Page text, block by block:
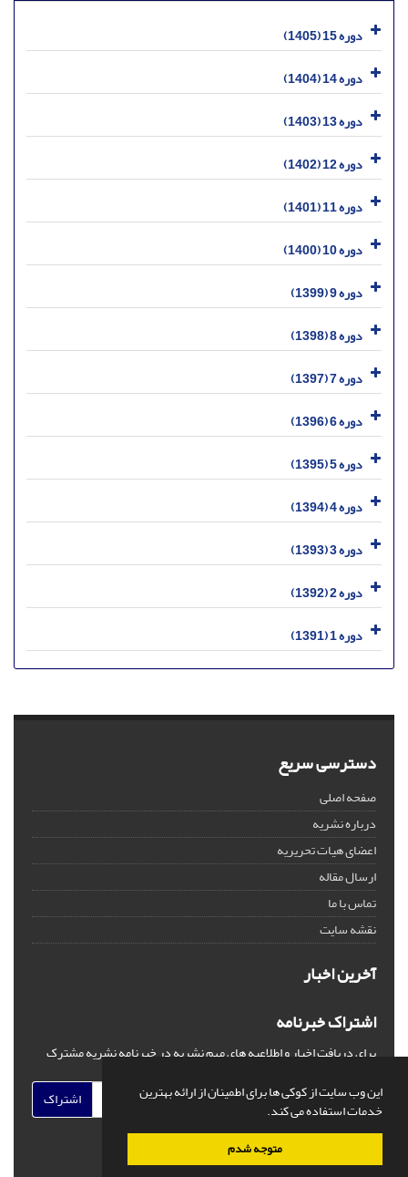
این وب سایت از کوکی ها برای اطمینان از ارائه بهترین
خدمات استفاده می کند.
متوجه شدم
دوره 15 (1405)
دوره 14 (1404)
دوره 13 (1403)
دوره 12 (1402)
دوره 11 (1401)
دوره 10 (1400)
دوره 9 (1399)
دوره 8 (1398)
دوره 7 (1397)
دوره 6 (1396)
دوره 5 (1395)
دوره 4 (1394)
دوره 3 (1393)
دوره 2 (1392)
دوره 1 (1391)
دسترسی سریع
صفحه اصلی
درباره نشریه
اعضای هیات تحریریه
ارسال مقاله
تماس با ما
نقشه سایت
آخرین اخبار
اشتراک خبرنامه
برای دریافت اخبار و اطلاعیه های مهم نشریه در خبرنامه نشریه مشترک
اشتراک